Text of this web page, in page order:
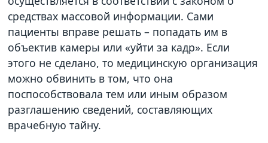
средствах массовой информации. Сами
пациенты вправе решать – попадать им в
объектив камеры или «уйти за кадр». Если
этого не сделано, то медицинскую организация
можно обвинить в том, что она
поспособствовала тем или иным образом
разглашению сведений, составляющих
врачебную тайну.